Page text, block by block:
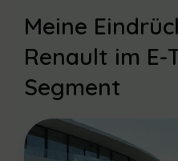
Meine
Renault im
Segment